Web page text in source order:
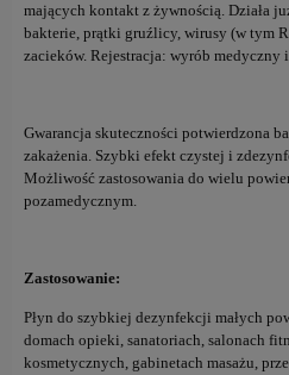
mających kontakt z żywnością. Działa
bakterie, prątki gruźlicy, wirusy (w tym
zacieków. Rejestracja: wyrób
Gwarancja skuteczności potwierdzona
zakażenia. Szybki efekt czystej i
Możliwość zastosowania do wielu
pozamedycznym.
Zastosowanie:
Płyn do szybkiej dezynfekcji małych
domach opieki, sanatoriach, salonach
kosmetycznych, gabinetach masażu,